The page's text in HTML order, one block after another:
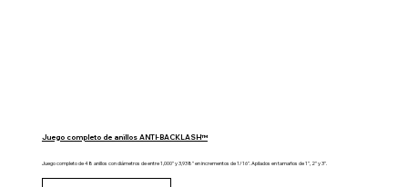
Juego completo de anillos ANTI-BACKLASH™
Juego completo de 48 anillos con diámetros de entre 1,000" y 3,938" en incrementos de 1/16". Apilados en tamaños de 1", 2" y 3".